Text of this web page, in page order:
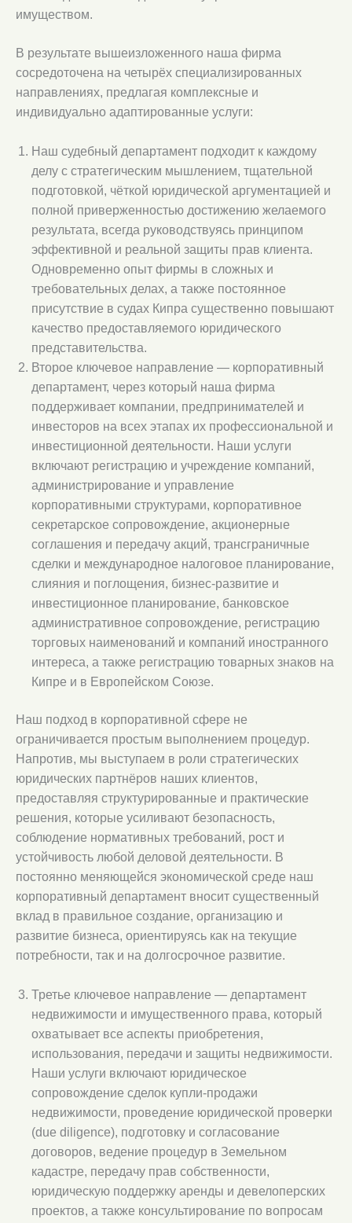
имуществом.
В результате вышеизложенного наша фирма
сосредоточена на четырёх специализированных
направлениях, предлагая комплексные и
индивидуально адаптированные услуги:
Наш судебный департамент подходит к каждому
делу с стратегическим мышлением, тщательной
подготовкой, чёткой юридической аргументацией и
полной приверженностью достижению желаемого
результата, всегда руководствуясь принципом
эффективной и реальной защиты прав клиента.
Одновременно опыт фирмы в сложных и
требовательных делах, а также постоянное
присутствие в судах Кипра существенно повышают
качество предоставляемого юридического
представительства.
Второе ключевое направление — корпоративный
департамент, через который наша фирма
поддерживает компании, предпринимателей и
инвесторов на всех этапах их профессиональной и
инвестиционной деятельности. Наши услуги
включают регистрацию и учреждение компаний,
администрирование и управление
корпоративными структурами, корпоративное
секретарское сопровождение, акционерные
соглашения и передачу акций, трансграничные
сделки и международное налоговое планирование,
слияния и поглощения, бизнес-развитие и
инвестиционное планирование, банковское
административное сопровождение, регистрацию
торговых наименований и компаний иностранного
интереса, а также регистрацию товарных знаков на
Кипре и в Европейском Союзе.
Наш подход в корпоративной сфере не
ограничивается простым выполнением процедур.
Напротив, мы выступаем в роли стратегических
юридических партнёров наших клиентов,
предоставляя структурированные и практические
решения, которые усиливают безопасность,
соблюдение нормативных требований, рост и
устойчивость любой деловой деятельности. В
постоянно меняющейся экономической среде наш
корпоративный департамент вносит существенный
вклад в правильное создание, организацию и
развитие бизнеса, ориентируясь как на текущие
потребности, так и на долгосрочное развитие.
Третье ключевое направление — департамент
недвижимости и имущественного права, который
охватывает все аспекты приобретения,
использования, передачи и защиты недвижимости.
Наши услуги включают юридическое
сопровождение сделок купли-продажи
недвижимости, проведение юридической проверки
(due diligence), подготовку и согласование
договоров, ведение процедур в Земельном
кадастре, передачу прав собственности,
юридическую поддержку аренды и девелоперских
проектов, а также консультирование по вопросам